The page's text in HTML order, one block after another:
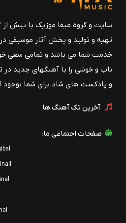
تهیه و تولید و پخش آثار موسیقی
خدمت شما می باشد و تمامی سعی
ناب و خوشی را با آهنگهای جدید
و پادکست های شاد برای شما بوجود
آخرین تک آهنگ ها
صفحات اجتماعی ما: